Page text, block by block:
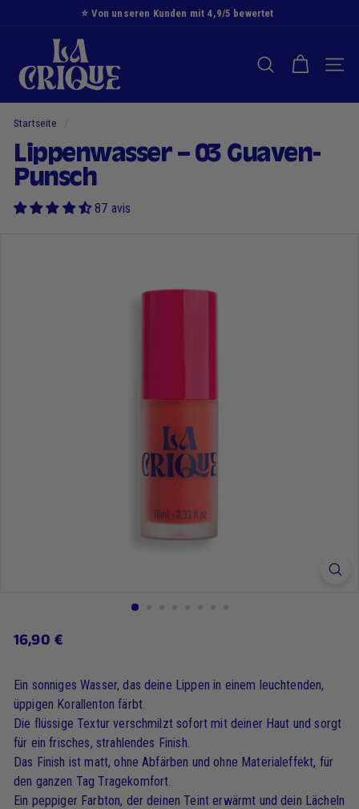
⭐️ Von unseren Kunden mit 4,9/5 bewertet
e
B
u
c
h
t
SUCHE NACH
Startseite
Lippenwasser – 03 Guaven-
Punsch
87 avis
Regulärer
16,90 €16,90
Ein sonniges Wasser, das deine Lippen in einem leuchtenden,
üppigen Korallenton färbt.
Die flüssige Textur verschmilzt sofort mit deiner Haut und sorgt
für ein frisches, strahlendes Finish.
Das Finish ist matt, ohne Abfärben und ohne Materialeffekt, für
den ganzen Tag Tragekomfort.
Ein peppiger Farbton, der deinen Teint erwärmt und dein Lächeln